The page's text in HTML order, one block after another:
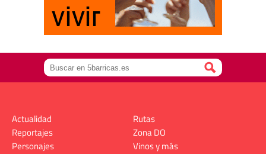
Actualidad
Reportajes
Personajes
Rutas
Zona DO
Vinos y más